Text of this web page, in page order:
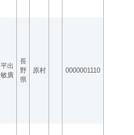
平出
敏廣
長
野
県
原村 0000001110